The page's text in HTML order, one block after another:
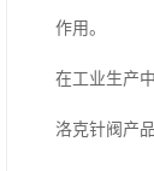
作用。
在工业生产
洛克针阀产